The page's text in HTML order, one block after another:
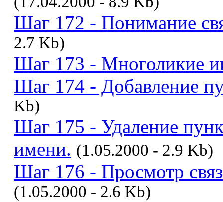
Шаг 172 - Понимание
2.7 Kb)
Шаг 173 - Многоликие
Шаг 174 - Добавление
Kb)
Шаг 175 - Удаление
имени. (1.05.2000 - 2.9 Kb)
Шаг 176 - Просмотр
(1.05.2000 - 2.6 Kb)